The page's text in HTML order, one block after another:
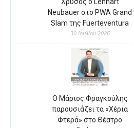
Neubauer στο PWA Grand
Slam της Fuerteventura
30 Ιουλίου 2026
Ο Μάριος Φραγκούλης
παρουσιάζει τα «Χέρια
Φτερά» στο Θέατρο